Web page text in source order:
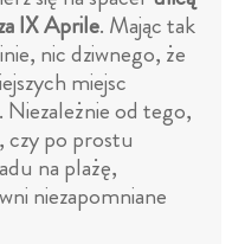
IX Aprile. Mając tak
nic dziwnego, że
miejsc
Niezależnie od tego,
czy po prostu
na plażę,
niezapomniane